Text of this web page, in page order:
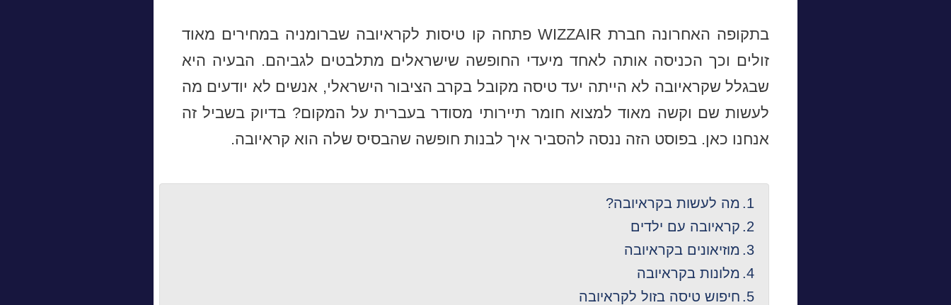
בתקופה האחרונה חברת WIZZAIR פתחה קו טיסות לקראיובה שברומניה במחירים מאוד
זולים וכך הכניסה אותה לאחד מיעדי החופשה שישראלים מתלבטים לגביהם. הבעיה היא
שבגלל שקראיובה לא הייתה יעד טיסה מקובל בקרב הציבור הישראלי, אנשים לא יודעים מה
לעשות שם וקשה מאוד למצוא חומר תיירותי מסודר בעברית על המקום? בדיוק בשביל זה
אנחנו כאן. בפוסט הזה ננסה להסביר איך לבנות חופשה שהבסיס שלה הוא קראיובה.
מה לעשות בקראיובה?
קראיובה עם ילדים
מוזיאונים בקראיובה
מלונות בקראיובה
חיפוש טיסה בזול לקראיובה